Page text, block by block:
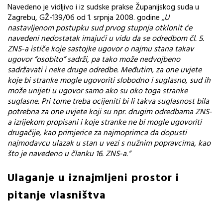
Navedeno je vidljivo i iz sudske prakse Županijskog suda u
Zagrebu, GŽ-139/06 od 1. srpnja 2008. godine„U
nastavljenom postupku sud prvog stupnja otklonit će
navedeni nedostatak imajući u vidu da se odredbom čl. 5.
ZNS-a ističe koje sastojke ugovor o najmu stana takav
ugovor “osobito” sadrži, pa tako može nedvojbeno
sadržavati i neke druge odredbe. Međutim, za one uvjete
koje bi stranke mogle ugovoriti slobodno i suglasno, sud ih
može unijeti u ugovor samo ako su oko toga stranke
suglasne. Pri tome treba ocijeniti bi li takva suglasnost bila
potrebna za one uvjete koji su npr. drugim odredbama ZNS-
a izrijekom propisani i koje stranke ne bi mogle ugovoriti
drugačije, kao primjerice za najmoprimca da dopusti
najmodavcu ulazak u stan u vezi s nužnim popravcima, kao
što je navedeno u članku 16. ZNS-a.“
Ulaganje u iznajmljeni prostor i
pitanje vlasništva